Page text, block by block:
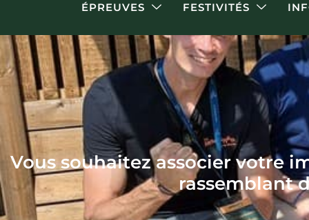
ÉPREUVES FESTIVITÉS
Vous souhaitez associer votre
rassemblant